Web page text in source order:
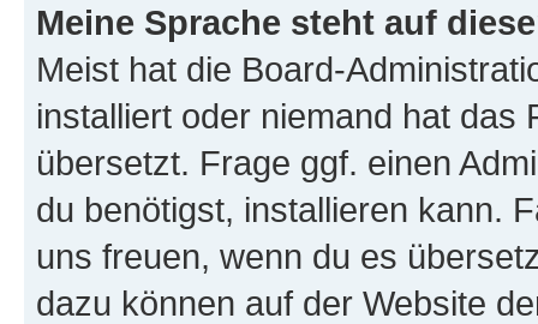
Meine Sprache steht auf
Meist hat die Board-
installiert oder niemand hat das
übersetzt. Frage ggf. einen
du benötigst, installieren kann.
uns freuen, wenn du es
dazu können auf der Website